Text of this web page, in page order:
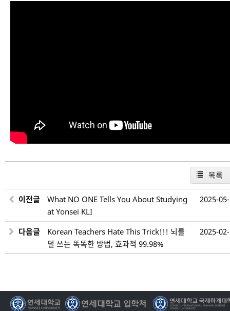
목록
이전글
What NO ONE Tells You About Studying
at Yonsei KLI
2025-
다음글
Korean Teachers Hate This Trick!!! 뇌를
덜 쓰는 똑똑한 방법, 효과적 99.98%
2025-